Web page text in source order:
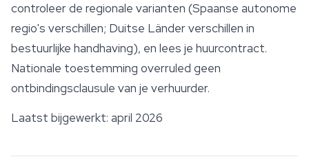
controleer de regionale varianten (Spaanse autonome
regio's verschillen; Duitse Länder verschillen in
bestuurlijke handhaving), en lees je huurcontract.
Nationale toestemming overruled geen
ontbindingsclausule van je verhuurder.
Laatst bijgewerkt: april 2026